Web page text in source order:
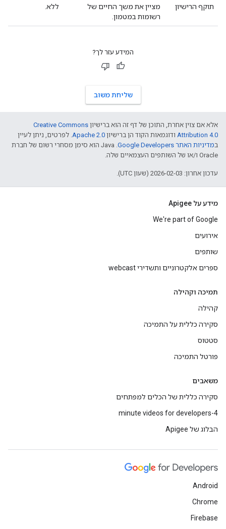
תוקף הרישיון
מציין את משך החיים של
רשומות במטמון.
ללא.
המידע עזר לך?
שליחת משוב
אלא אם צוין אחרת, התוכן של דף זה הוא ברישיון Creative Commons
Attribution 4.0 ודוגמאות הקוד הן ברישיון Apache 2.0. לפרטים, ניתן לעיין
במדיניות האתר Google Developers‏
.‏ Java הוא סימן מסחרי רשום של חברת
Oracle ו/או של השותפים העצמאיים שלה.
עדכון אחרון: 2026-02-03 (שעון UTC).
מידע על Apigee
We're part of Google
אירועים
שותפים
ספרים אלקטרוניים ותשדירי webcast
תמיכה וקהילה
קהילה
סקירה כללית על התמיכה
סטטוס
פורטל התמיכה
משאבים
סקירה כללית של הכלים למפתחים
4-minute videos for developers
הבלוג של Apigee
Android
Chrome
Firebase